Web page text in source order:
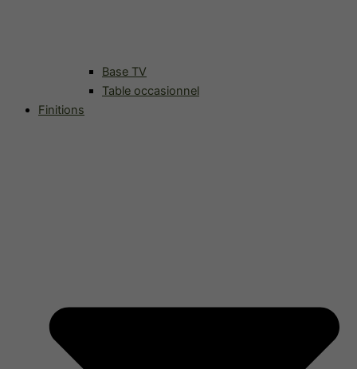
Base TV
Table occasionnel
Finitions